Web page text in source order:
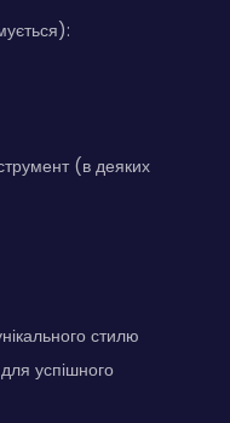
(в деяких
стилю
успішного